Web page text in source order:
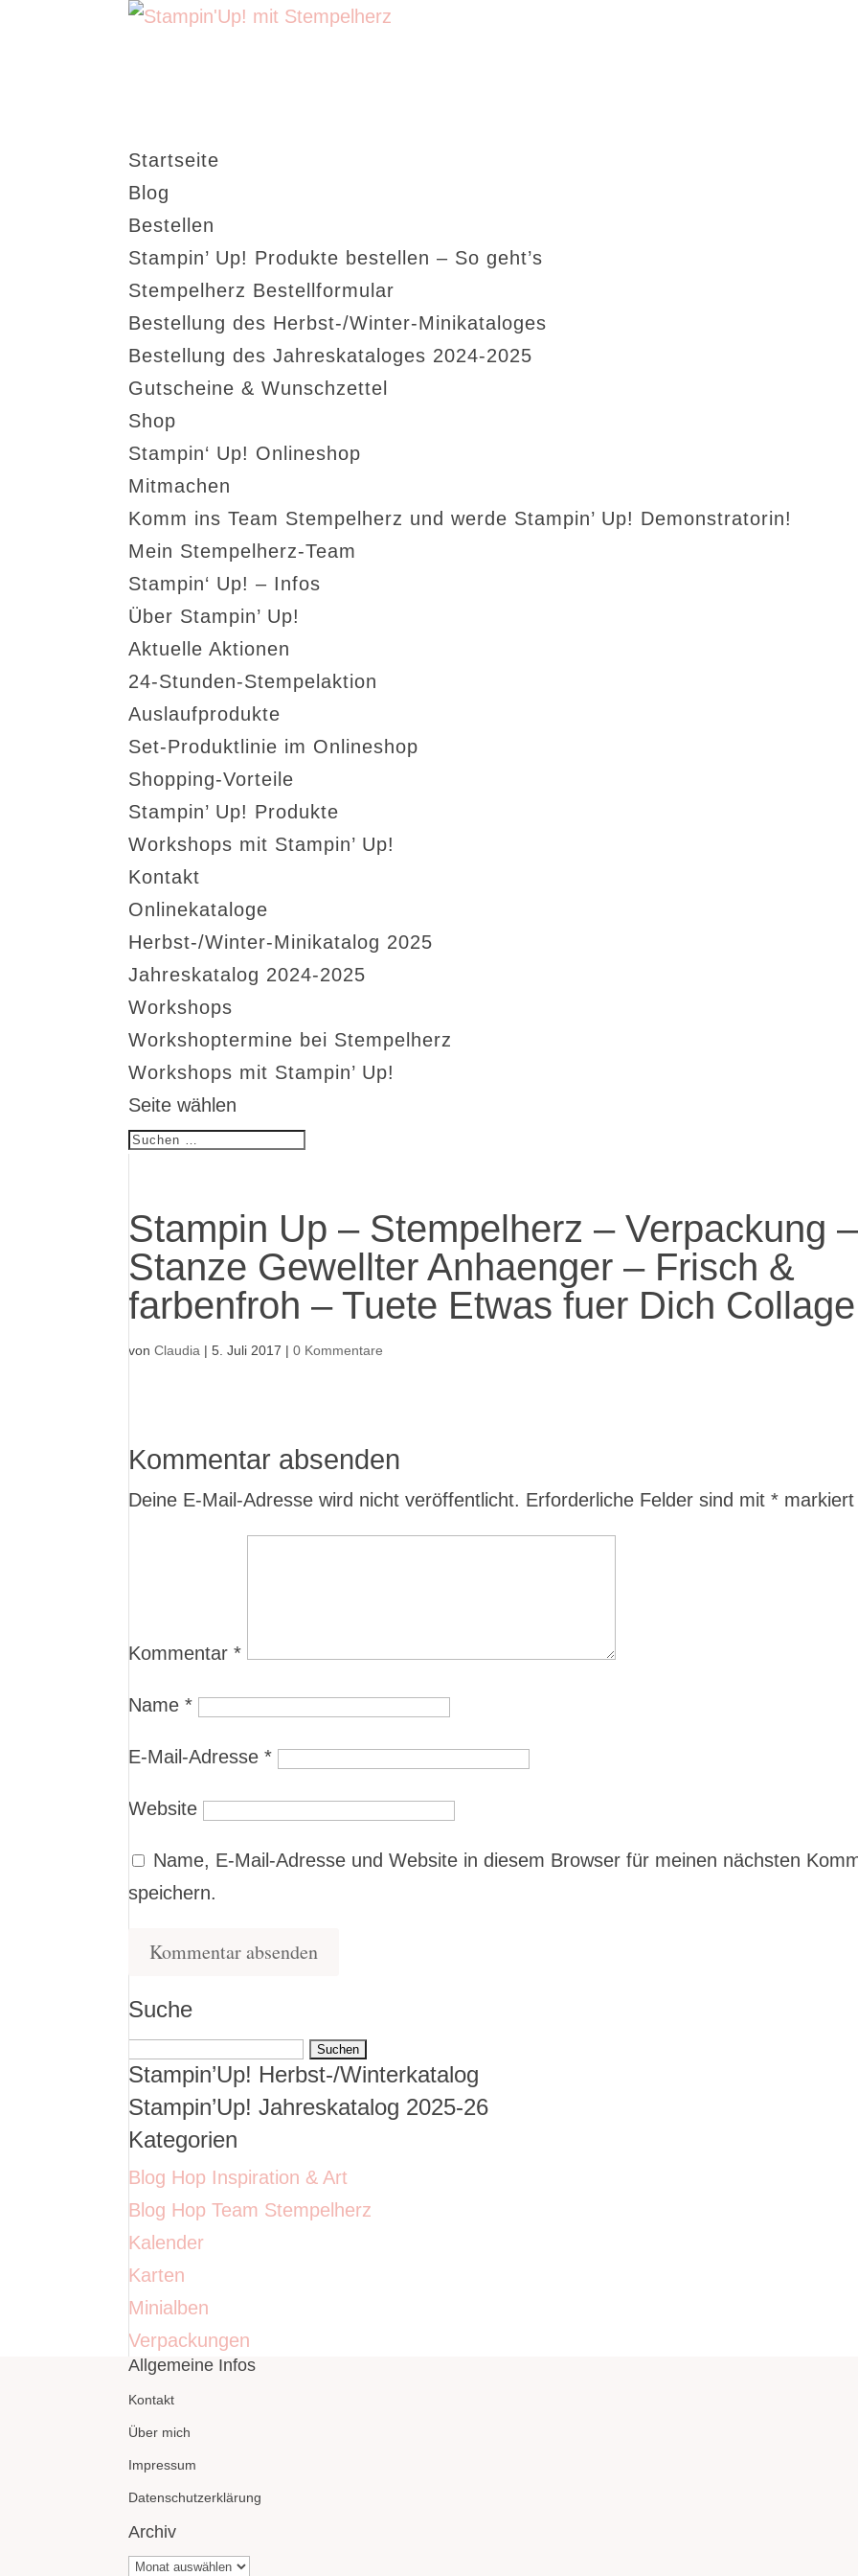
Startseite
Blog
Bestellen
Stampin’ Up! Produkte bestellen – So geht’s
Stempelherz Bestellformular
Bestellung des Herbst-/Winter-Minikataloges
Bestellung des Jahreskataloges 2024-2025
Gutscheine & Wunschzettel
Shop
Stampin‘ Up! Onlineshop
Mitmachen
Komm ins Team Stempelherz und werde Stampin’ Up! Demonstratorin!
Mein Stempelherz-Team
Stampin‘ Up! – Infos
Über Stampin’ Up!
Aktuelle Aktionen
24-Stunden-Stempelaktion
Auslaufprodukte
Set-Produktlinie im Onlineshop
Shopping-Vorteile
Stampin’ Up! Produkte
Workshops mit Stampin’ Up!
Kontakt
Onlinekataloge
Herbst-/Winter-Minikatalog 2025
Jahreskatalog 2024-2025
Workshops
Workshoptermine bei Stempelherz
Workshops mit Stampin’ Up!
Seite wählen
Stampin Up – Stempelherz – Verpackung –
Stanze Gewellter Anhaenger – Frisch &
farbenfroh – Tuete Etwas fuer Dich
vonClaudia |5. Juli 2017 |0 Kommentare
Kommentar absenden
Deine E-Mail-Adresse wird nicht veröffentlicht. Erforderliche Felder sind mit* markiert
Kommentar*
Name*
E-Mail-Adresse*
Website
Name, E-Mail-Adresse und Website in diesem Browser für meinen nächsten
speichern.
Suche
Suchen
nach:
Stampin’Up! Herbst-/Winterkatalog
Stampin’Up! Jahreskatalog 2025-26
Kategorien
Blog Hop Inspiration & Art
Blog Hop Team Stempelherz
Kalender
Karten
Minialben
Verpackungen
Allgemeine Infos
Kontakt
Über mich
Impressum
Datenschutzerklärung
Archiv
Archiv